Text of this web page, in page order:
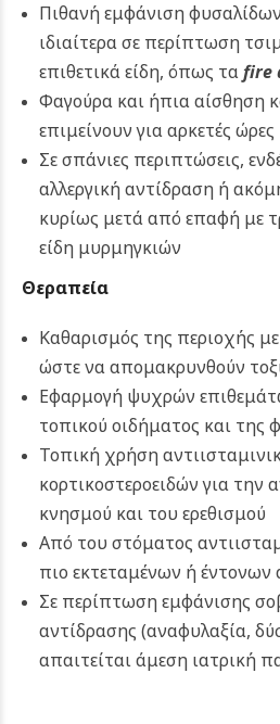
Πιθανή εμφάνιση
ιδιαίτερα σε περίπτωση
επιθετικά είδη, όπως ταfire
Φαγούρα και ήπια αίσθηση
επιμείνουν για αρκετές ώρες
Σε σπάνιες περιπτώσεις,
αλλεργική αντίδραση ή
κυρίως μετά από επαφή με
είδη μυρμηγκιών
Θεραπεία
Καθαρισμός της περιοχής
ώστε να απομακρυνθούν
Εφαρμογή ψυχρών
τοπικού οιδήματος και της
Τοπική χρήση
κορτικοστεροειδών για την
κνησμού και του ερεθισμού
Από του στόματος
πιο εκτεταμένων ή έντονων
Σε περίπτωση εμφάνισης
αντίδρασης (αναφυλαξία,
απαιτείται άμεση ιατρική